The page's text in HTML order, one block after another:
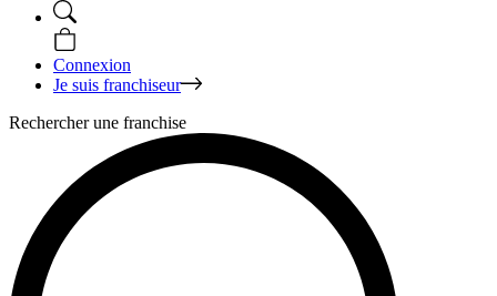
Connexion
Je suis franchiseur
Rechercher une franchise